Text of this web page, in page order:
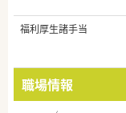
福利厚生諸手当
職場情報